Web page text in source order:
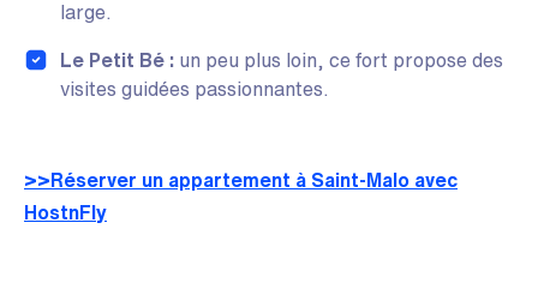
large.
Le Petit Bé : un peu plus loin, ce fort propose des
visites guidées passionnantes.
>>Réserver un appartement à Saint-Malo avec
HostnFly